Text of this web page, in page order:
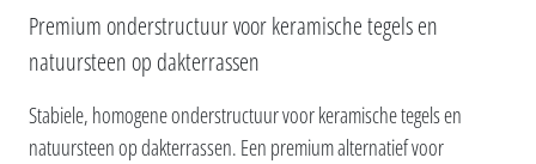
Premium onderstructuur voor keramische tegels en
natuursteen op dakterrassen
Stabiele, homogene onderstructuur voor keramische tegels en
natuursteen op dakterrassen. Een premium alternatief voor